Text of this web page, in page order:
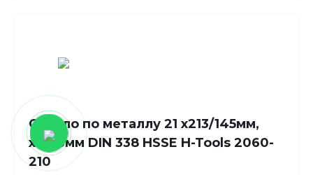
Сверло по металлу 21 x213/145мм,
хв.-13мм DIN 338 HSSE H-Tools 2060-
210